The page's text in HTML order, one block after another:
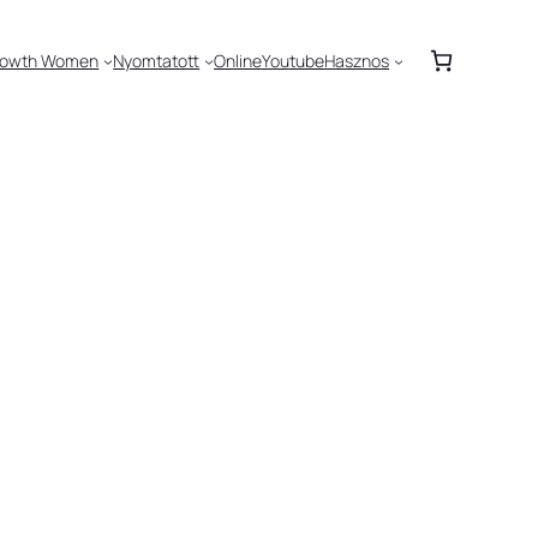
Women Nyomtatott OnlineYoutubeHasznos